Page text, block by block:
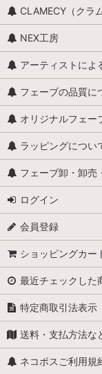
CLAMECY（クラ
NEX工房
アーティストによ
フェーブの品質に
オリジナルフェー
ラッピングについ
フェーブ卸・卸売
ログイン
会員登録
ショッピングカー
最近チェックした
特定商取引法表示
送料・支払方法な
ネコポスご利用規